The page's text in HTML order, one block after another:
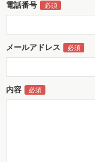
電話番号
メールアドレス
内容